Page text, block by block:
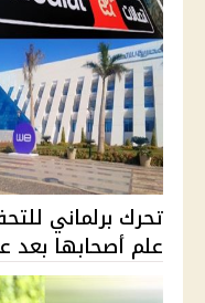
تحرك برلماني
علم أصحابها بعد